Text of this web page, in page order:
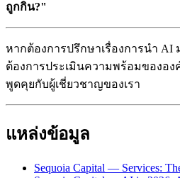
ถูกกิน?"
หากต้องการปรึกษาเรื่องการนำ AI
ต้องการประเมินความพร้อมขององ
พูดคุยกับผู้เชี่ยวชาญของเรา
แหล่งข้อมูล
Sequoia Capital — Services: